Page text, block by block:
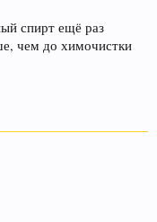
спирт ещё раз
чем до химочистки